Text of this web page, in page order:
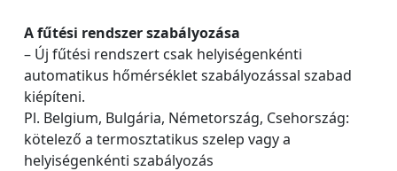
A fűtési rendszer szabályozása
– Új fűtési rendszert csak helyiségenkénti
automatikus hőmérséklet szabályozással szabad
kiépíteni.
Pl. Belgium, Bulgária, Németország, Csehország:
kötelező a termosztatikus szelep vagy a
helyiségenkénti szabályozás